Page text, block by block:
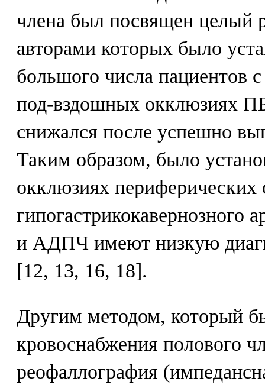
члена был посвящен целый
авторами которых было
большого числа пациентов
под-вздошных окклюзиях
снижался после успешно
Таким образом, было
окклюзиях периферических
гипогастрикокавернозного
и АДПЧ имеют низкую
[12, 13, 16, 18].
Другим методом, который
кровоснабжения полового
реофаллография